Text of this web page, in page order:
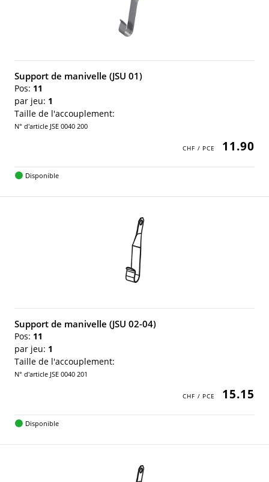
Support de manivelle (JSU 01)
Pos: 11
par jeu: 1
Taille de l'accouplement:
N° d'article JSE 0040 200
11.90
Disponible
Support de manivelle (JSU 02-04)
Pos: 11
par jeu: 1
Taille de l'accouplement:
N° d'article JSE 0040 201
15.15
Disponible